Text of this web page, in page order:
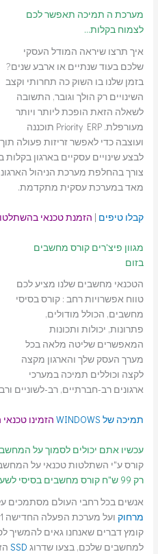
מערכת ה תמיכה תאפשר לכם
לצמוח בקלות…
איך תרצו שיראה המודל העסקי
שלכם בעוד שנתיים או ארבע שנים?
בזמן שלנו בו השוק כה תחרותי וקצב
השינויים רק הולך וגובר, התשובה
לשאלה הזאת הופכת ליותר ויותר
מעורפלת. Priority ERP תוכננה
ועוצבה כדי לאפשר זריזות פעולה
לבצע שינויים עסקיים בארגון
צורך בהחלפת מערכת הניהול
מאד במערכת עסקית מתקדמת.
קבלו טיפים | הזמנת טכנאי
מגוון פיצ'רים קורס מחשבים
בזום
הטכנאי מחשבים שלנו מציע לכם
טווח אפשרויות רחב : קורס בסיסי
מחשבים, הכולל מודולים,
פתרונות, יכולות ותכונות
המאפשרים שליטה מלאה בכל
מערך העסק שלך והארגון מקצה
לקצה וכוללים תמיכה במערכי
ארגונים רב-חברתיים, רב-לשוניים
תמיכה של WINDOWS הזמינו
עכשיו אתם יכולים לסמוך על המחשב
קורס ע"י השתלטות טכנאי על
רק 99 ש"ח קורס מחשבים בסיסי לשעה!
אנשים בכל רחבי העולם מסתמכים
מרחוק
קומץ דברים שאנחנו גאים להמשיך
למחשבים שלכם, בצעו שדרוג SSD